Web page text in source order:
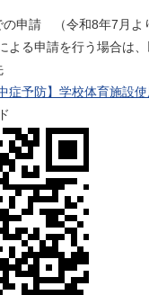
申請 （令和8年7月よ
る申請を行う場合は、
症予防】学校体育施設